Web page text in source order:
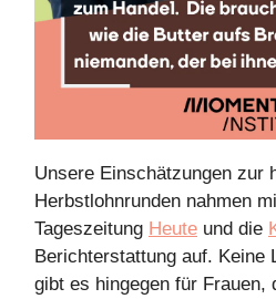
Unsere Einschätzungen zur
Herbstlohnrunden nahmen
Tageszeitung Heute und die
Berichterstattung auf. Keine
gibt es hingegen für Frauen,